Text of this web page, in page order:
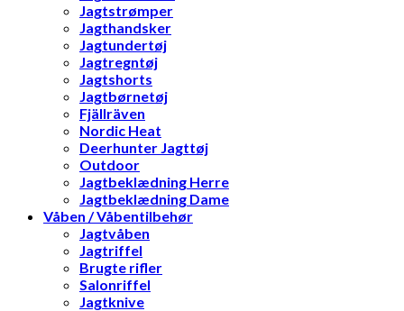
Jagtstrømper
Jagthandsker
Jagtundertøj
Jagtregntøj
Jagtshorts
Jagtbørnetøj
Fjällräven
Nordic Heat
Deerhunter Jagttøj
Outdoor
Jagtbeklædning Herre
Jagtbeklædning Dame
Våben / Våbentilbehør
Jagtvåben
Jagtriffel
Brugte rifler
Salonriffel
Jagtknive